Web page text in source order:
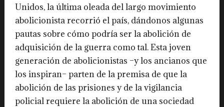
Unidos, la última oleada del largo movimiento
abolicionista recorrió el país, dándonos algunas
pautas sobre cómo podría ser la abolición de
adquisición de la guerra como tal. Esta joven
generación de abolicionistas –y los ancianos que
los inspiran– parten de la premisa de que la
abolición de las prisiones y de la vigilancia
policial requiere la abolición de una sociedad